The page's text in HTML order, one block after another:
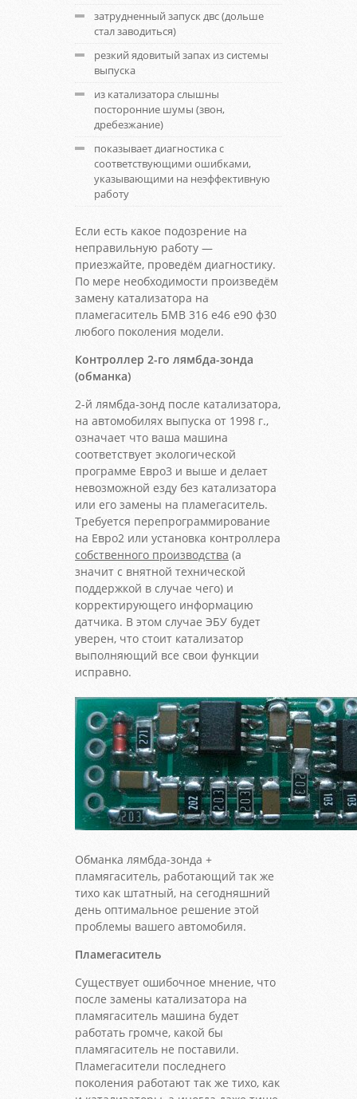
затрудненный запуск двс (дольше
стал заводиться)
резкий ядовитый запах из системы
выпуска
из катализатора слышны
посторонние шумы (звон,
дребезжание)
показывает диагностика с
соответствующими ошибками,
указывающими на неэффективную
работу
Если есть какое подозрение на
неправильную работу —
приезжайте, проведём диагностику.
По мере необходимости произведём
замену катализатора на
пламегаситель БМВ 316 е46 е90 ф30
любого поколения модели.
Контроллер 2-го лямбда-зонда
(обманка)
2-й лямбда-зонд после катализатора,
на автомобилях выпуска от 1998 г.,
означает что ваша машина
соответствует экологической
программе Евро3 и выше и делает
невозможной езду без катализатора
или его замены на пламегаситель.
Требуется перепрограммирование
на Евро2 или установка контроллера
собственного производства (а
значит с внятной технической
поддержкой в случае чего) и
корректирующего информацию
датчика. В этом случае ЭБУ будет
уверен, что стоит катализатор
выполняющий все свои функции
исправно.
Обманка лямбда-зонда +
пламягаситель, работающий так же
тихо как штатный, на сегодняшний
день оптимальное решение этой
проблемы вашего автомобиля.
Пламегаситель
Существует ошибочное мнение, что
после замены катализатора на
пламягаситель машина будет
работать громче, какой бы
пламягаситель не поставили.
Пламегасители последнего
поколения работают так же тихо, как